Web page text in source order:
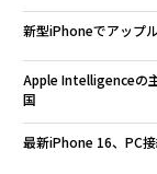
新型iPhoneでアップ
Apple Intelligenceの
国
最新iPhone 16、PC